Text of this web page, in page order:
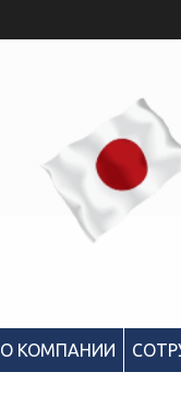
О КОМПАНИИ